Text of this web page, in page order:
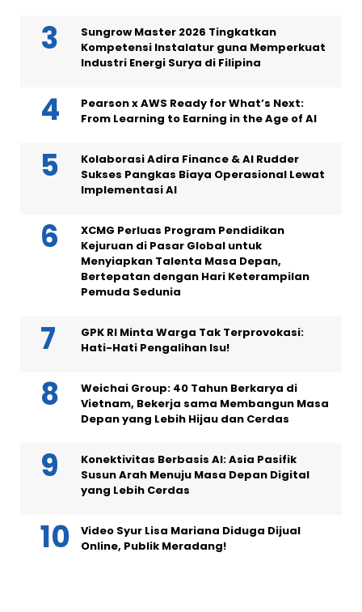
Sungrow Master 2026 Tingkatkan
Kompetensi Instalatur guna Memperkuat
Industri Energi Surya di Filipina
Pearson x AWS Ready for What’s Next:
From Learning to Earning in the Age of AI
Kolaborasi Adira Finance & AI Rudder
Sukses Pangkas Biaya Operasional Lewat
Implementasi AI
XCMG Perluas Program Pendidikan
Kejuruan di Pasar Global untuk
Menyiapkan Talenta Masa Depan,
Bertepatan dengan Hari Keterampilan
Pemuda Sedunia
GPK RI Minta Warga Tak Terprovokasi:
Hati-Hati Pengalihan Isu!
Weichai Group: 40 Tahun Berkarya di
Vietnam, Bekerja sama Membangun Masa
Depan yang Lebih Hijau dan Cerdas
Konektivitas Berbasis AI: Asia Pasifik
Susun Arah Menuju Masa Depan Digital
yang Lebih Cerdas
Video Syur Lisa Mariana Diduga Dijual
Online, Publik Meradang!